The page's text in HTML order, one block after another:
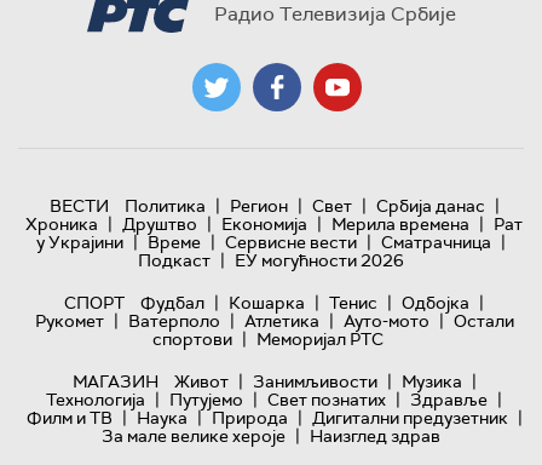
Радио Телевизија Србије
ВЕСТИ Политика | Регион | Свет | Србија данас |
Хроника | Друштво | Економија | Мерила времена | Рат
у Украјини | Време | Сервисне вести | Сматрачница |
Подкаст | ЕУ могућности 2026
СПОРТ
Фудбал | Кошарка | Тенис | Одбојка |
Рукомет | Ватерполо | Атлетика | Ауто-мото | Остали
спортови | Меморијал РТС
МАГАЗИН
Живот | Занимљивости | Музика |
Технологијa | Путујемо | Свет познатих | Здравље |
Филм и ТВ | Наука | Природа | Дигитални предузетник |
За мале велике хероје | Наизглед здрав